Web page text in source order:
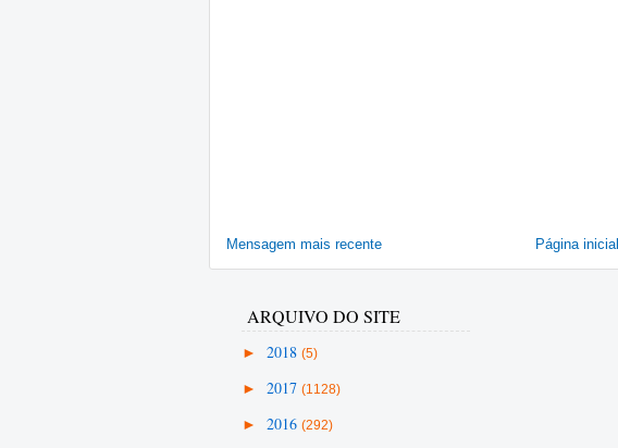
Mensagem mais recente Página inicial
ARQUIVO DO SITE
► 2018 (5)
► 2017 (1128)
► 2016 (292)